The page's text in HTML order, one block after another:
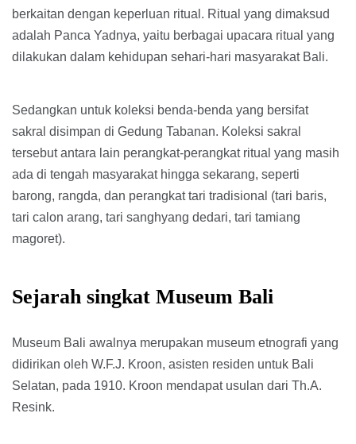
berkaitan dengan keperluan ritual. Ritual yang dimaksud
adalah Panca Yadnya, yaitu berbagai upacara ritual yang
dilakukan dalam kehidupan sehari-hari masyarakat Bali.
Sedangkan untuk koleksi benda-benda yang bersifat
sakral disimpan di Gedung Tabanan. Koleksi sakral
tersebut antara lain perangkat-perangkat ritual yang masih
ada di tengah masyarakat hingga sekarang, seperti
barong, rangda, dan perangkat tari tradisional (tari baris,
tari calon arang, tari sanghyang dedari, tari tamiang
magoret).
Sejarah singkat Museum Bali
Museum Bali awalnya merupakan museum etnografi yang
didirikan oleh W.F.J. Kroon, asisten residen untuk Bali
Selatan, pada 1910. Kroon mendapat usulan dari Th.A.
Resink.